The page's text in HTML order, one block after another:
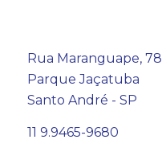
Rua Maranguape, 78
Parque Jaçatuba
Santo André - SP
11 9.9465-9680